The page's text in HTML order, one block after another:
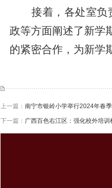
接着，各处室负
政等方面阐述了新学
的紧密合作，为新学
上一篇： 南宁市银岭小学举行2024年春
下一篇： 广西百色右江区：强化校外培训